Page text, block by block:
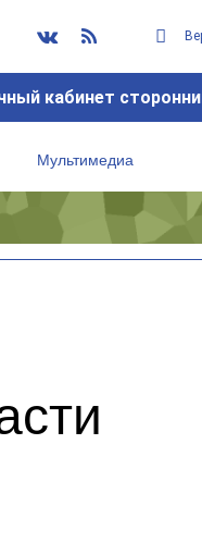
кабинет
Мультимедиа